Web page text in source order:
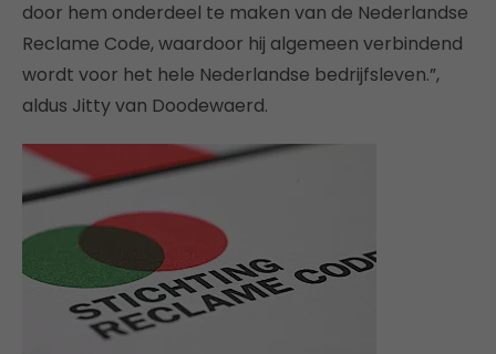
door hem onderdeel te maken van de Nederlandse
Reclame Code, waardoor hij algemeen verbindend
wordt voor het hele Nederlandse bedrijfsleven.”,
aldus Jitty van Doodewaerd.